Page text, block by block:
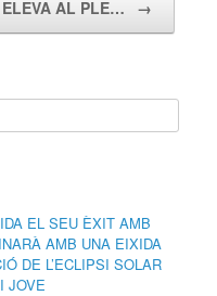
ELEVA AL PLE… →
EL SEU ÈXIT AMB
AMB UNA EIXIDA
DE L’ECLIPSI SOLAR
JOVE